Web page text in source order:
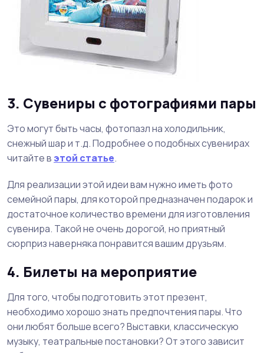
3. Сувениры с фотографиями пары
Это могут быть часы, фотопазл на холодильник,
снежный шар и т.д. Подробнее о подобных сувенирах
читайте в этой статье.
Для реализации этой идеи вам нужно иметь фото
семейной пары, для которой предназначен подарок и
достаточное количество времени для изготовления
сувенира. Такой не очень дорогой, но приятный
сюрприз наверняка понравится вашим друзьям.
4. Билеты на мероприятие
Для того, чтобы подготовить этот презент,
необходимо хорошо знать предпочтения пары. Что
они любят больше всего? Выставки, классическую
музыку, театральные постановки? От этого зависит